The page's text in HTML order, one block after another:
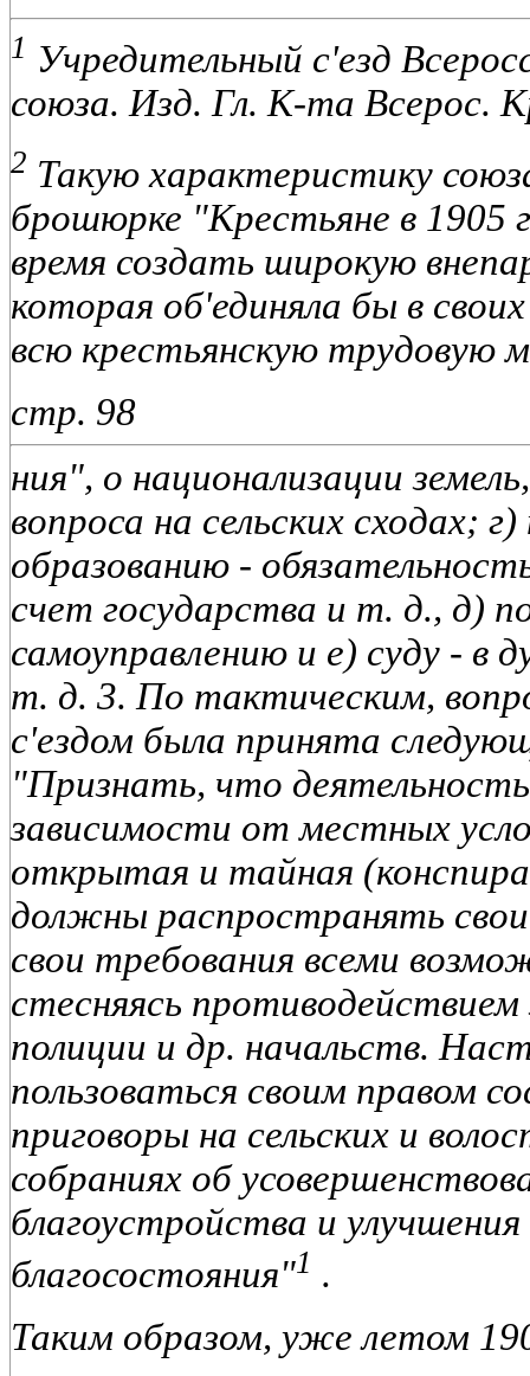
1 Учредительный с'езд
союза. Изд. Гл. К-та Всерос.
2 Такую характеристику
брошюрке "Крестьяне в 1905
время создать широкую
которая об'единяла бы в
всю крестьянскую трудовую
стр. 98
ния", о национализации
вопроса на сельских сходах;
образованию -
счет государства и т. д., д)
самоуправлению и е) суду - в
т. д. 3. По тактическим,
с'ездом была принята
"Признать, что
зависимости от местных
открытая и тайная
должны распространять
свои требования всеми
стесняясь противодействием
полиции и др. начальств.
пользоваться своим правом
приговоры на сельских и
собраниях об
благоустройства и
благосостояния"1 .
Таким образом, уже летом